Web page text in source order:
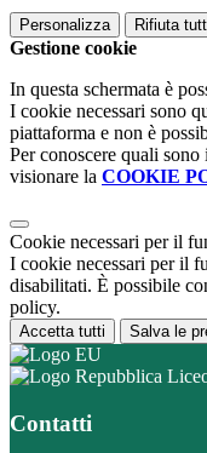
Personalizza Rifiuta
Gestione cookie
In questa schermata è
I cookie necessari sono
piattaforma e non è
Per conoscere quali
visionare la COOKIE
Cookie necessari per il
I cookie necessari per il
disabilitati. È possibile
policy.
Accetta tutti Salva le
Contatti